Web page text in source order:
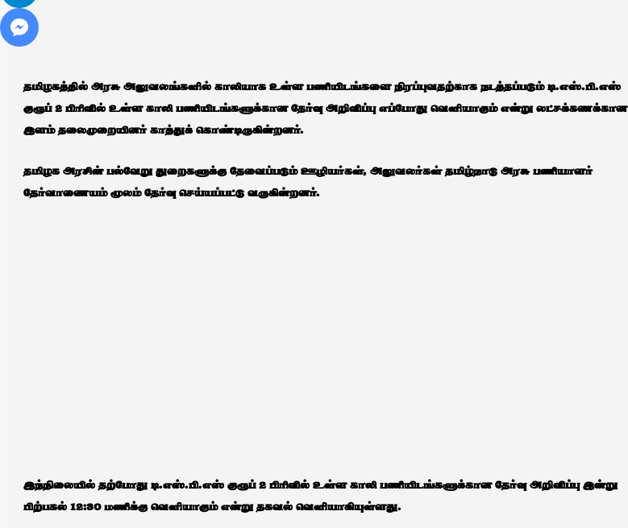
தமிழகத்தில் அரசு அலுவலங்களில் காலியாக உள்ள பணியிடங்களை நிரப்புவதற்காக நடத்தப்படும் டி.எஸ்.பி.எஸ்
குரூப் 2 பிரிவில் உள்ள காலி பணியிடங்களுக்கான தேர்வு அறிவிப்பு எப்போது வெளியாகும் என்று லட்சக்கணக்கான
இளம் தலைமுறையினர் காத்துக் கொண்டிருகின்றனர்.
தமிழக அரசின் பல்வேறு துறைகளுக்கு தேவைப்படும் ஊழியர்கள், அலுவலர்கள் தமிழ்நாடு அரசு பணியாளர்
தேர்வாணையம் மூலம் தேர்வு செய்யப்பட்டு வருகின்றனர்.
இந்நிலையில் தற்போது டி.எஸ்.பி.எஸ் குரூப் 2 பிரிவில் உள்ள காலி பணியிடங்களுக்கான தேர்வு அறிவிப்பு இன்று
பிற்பகல் 12:30 மணிக்கு வெளியாகும் என்று தகவல் வெளியாகியுள்ளது.